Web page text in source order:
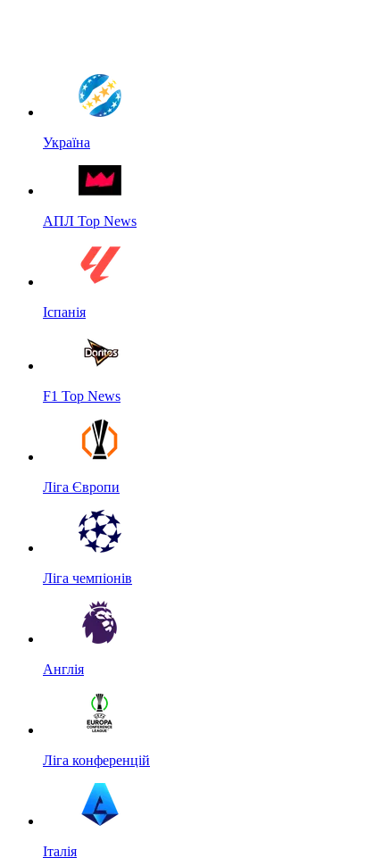
Україна
АПЛ Top News
Іспанія
F1 Top News
Ліга Європи
Ліга чемпіонів
Англія
Ліга конференцій
Італія